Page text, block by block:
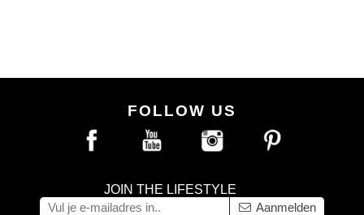
FOLLOW US
JOIN THE LIFESTYLE
Aanmelden